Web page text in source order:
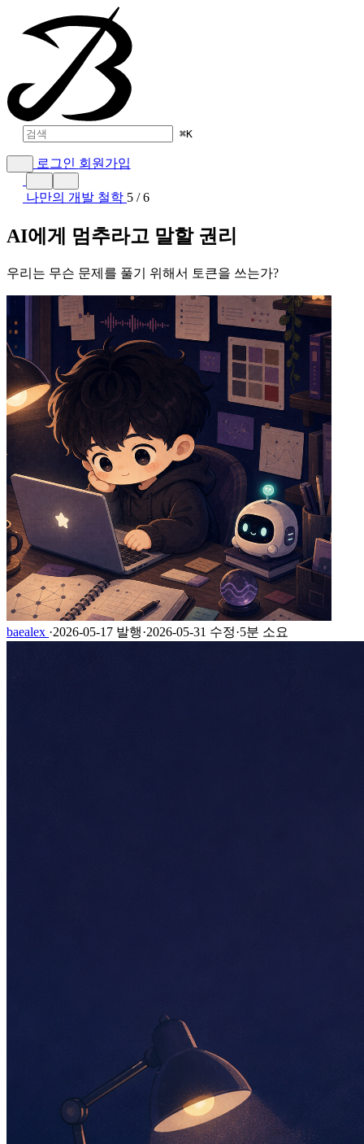
⌘K
로그인 회원가입
나만의 개발 철학 5 / 6
AI에게 멈추라고 말할 권리
우리는 무슨 문제를 풀기 위해서 토큰을 쓰는가?
baealex ·2026-05-17 발행·2026-05-31 수정·5분 소요